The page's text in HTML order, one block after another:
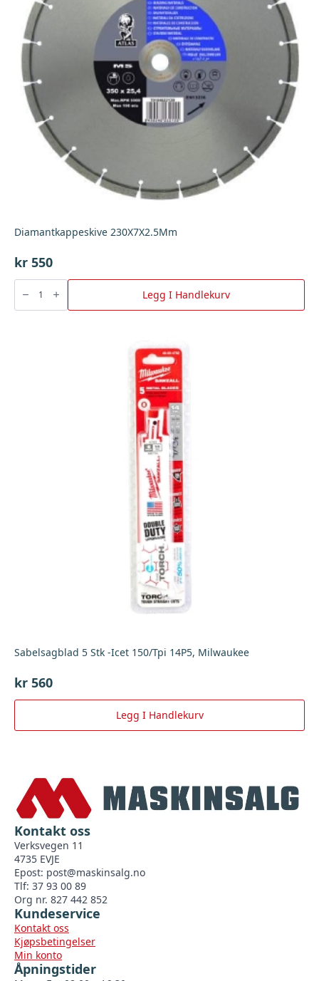
Diamantkappeskive 230X7X2.5Mm
kr 550
Diamantkappeskive
230X7X2.5Mm
antall Legg I Handlekurv
Sabelsagblad 5 Stk -Icet 150/Tpi 14P5, Milwaukee
kr 560
Legg I Handlekurv
Kontakt oss
Verksvegen 11
4735 EVJE
Epost: post@maskinsalg.no
Tlf: 37 93 00 89
Org nr. 827 442 852
Kundeservice
Kontakt oss
Kjøpsbetingelser
Min konto
Åpningstider